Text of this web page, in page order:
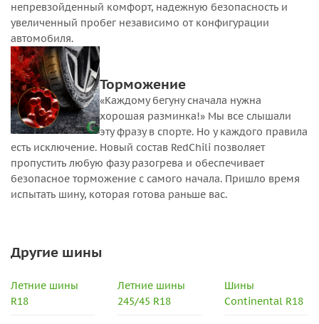
непревзойденный комфорт, надежную безопасность и
увеличенный пробег независимо от конфигурации
автомобиля.
Торможение
«Каждому бегуну сначала нужна
хорошая разминка!» Мы все слышали
эту фразу в спорте. Но у каждого правила
есть исключение. Новый состав RedChili позволяет
пропустить любую фазу разогрева и обеспечивает
безопасное торможение с самого начала. Пришло время
испытать шину, которая готова раньше вас.
Другие шины
Летние шины
R18
Летние шины
245/45 R18
Шины
Continental R18